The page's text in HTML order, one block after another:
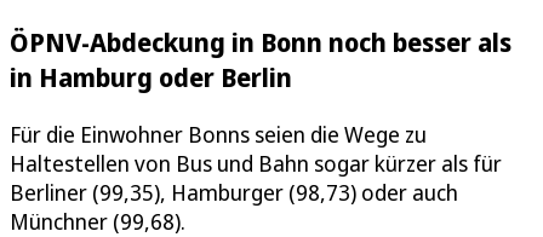
ÖPNV-Abdeckung in Bonn noch besser als
in Hamburg oder Berlin
Für die Einwohner Bonns seien die Wege zu
Haltestellen von Bus und Bahn sogar kürzer als für
Berliner (99,35), Hamburger (98,73) oder auch
Münchner (99,68).